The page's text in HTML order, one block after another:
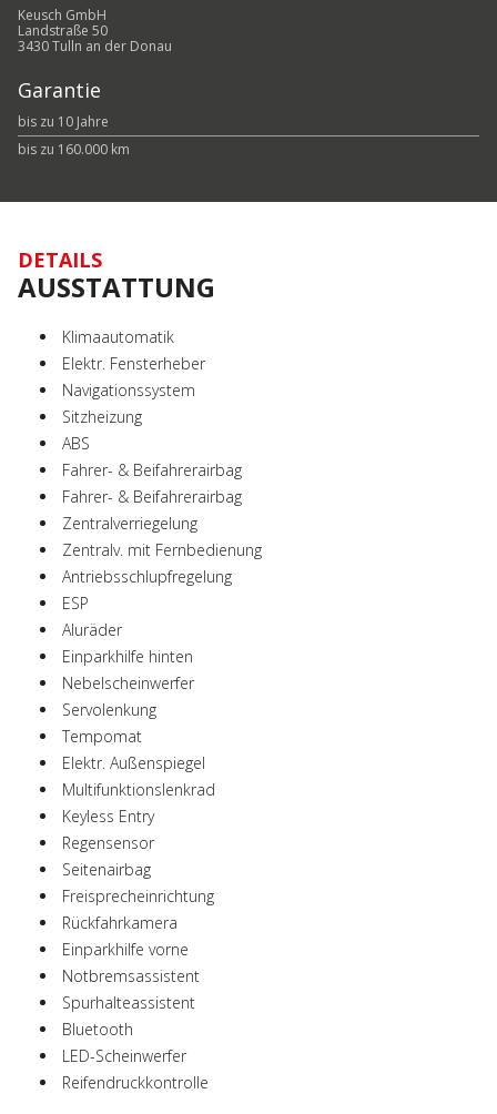
Keusch GmbH
Landstraße 50
3430 Tulln an der Donau
Garantie
bis zu 10 Jahre
bis zu 160.000 km
DETAILS
AUSSTATTUNG
Klimaautomatik
Elektr. Fensterheber
Navigationssystem
Sitzheizung
ABS
Fahrer- & Beifahrerairbag
Fahrer- & Beifahrerairbag
Zentralverriegelung
Zentralv. mit Fernbedienung
Antriebsschlupfregelung
ESP
Aluräder
Einparkhilfe hinten
Nebelscheinwerfer
Servolenkung
Tempomat
Elektr. Außenspiegel
Multifunktionslenkrad
Keyless Entry
Regensensor
Seitenairbag
Freisprecheinrichtung
Rückfahrkamera
Einparkhilfe vorne
Notbremsassistent
Spurhalteassistent
Bluetooth
LED-Scheinwerfer
Reifendruckkontrolle